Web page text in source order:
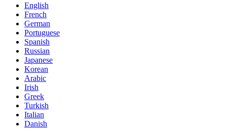
English
French
German
Portuguese
Spanish
Russian
Japanese
Korean
Arabic
Irish
Greek
Turkish
Italian
Danish